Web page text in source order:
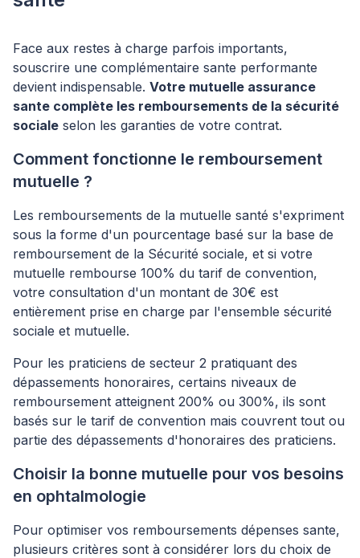
Face aux restes à charge parfois importants,
souscrire une complémentaire sante performante
devient indispensable. Votre mutuelle assurance
sante complète les remboursements de la sécurité
sociale selon les garanties de votre contrat.
Comment fonctionne le remboursement
mutuelle ?
Les remboursements de la mutuelle santé s'expriment
sous la forme d'un pourcentage basé sur la base de
remboursement de la Sécurité sociale, et si votre
mutuelle rembourse 100% du tarif de convention,
votre consultation d'un montant de 30€ est
entièrement prise en charge par l'ensemble sécurité
sociale et mutuelle.
Pour les praticiens de secteur 2 pratiquant des
dépassements honoraires, certains niveaux de
remboursement atteignent 200% ou 300%, ils sont
basés sur le tarif de convention mais couvrent tout ou
partie des dépassements d'honoraires des praticiens.
Choisir la bonne mutuelle pour vos besoins
en ophtalmologie
Pour optimiser vos remboursements dépenses sante,
plusieurs critères sont à considérer lors du choix de